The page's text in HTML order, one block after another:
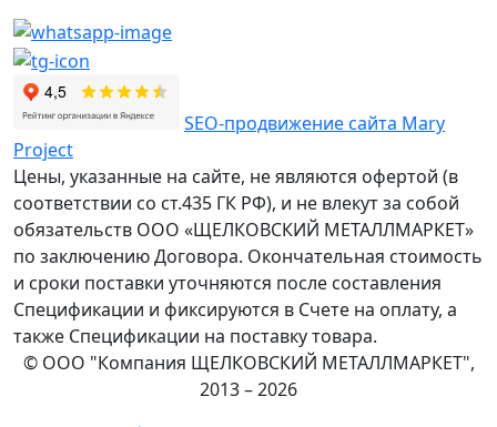
SEO-продвижение сайта Mary
Project
Цены, указанные на сайте, не являются офертой (в
соответствии со ст.435 ГК РФ), и не влекут за собой
обязательств ООО «ЩЕЛКОВСКИЙ МЕТАЛЛМАРКЕТ»
по заключению Договора. Окончательная стоимость
и сроки поставки уточняются после составления
Спецификации и фиксируются в Счете на оплату, а
также Спецификации на поставку товара.
© ООО "Компания ЩЕЛКОВСКИЙ МЕТАЛЛМАРКЕТ",
2013 – 2026